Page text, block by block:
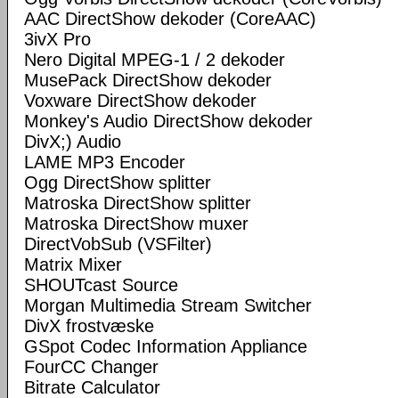
AAC DirectShow dekoder (CoreAAC)
3ivX Pro
Nero Digital MPEG-1 / 2 dekoder
MusePack DirectShow dekoder
Voxware DirectShow dekoder
Monkey's Audio DirectShow dekoder
DivX;) Audio
LAME MP3 Encoder
Ogg DirectShow splitter
Matroska DirectShow splitter
Matroska DirectShow muxer
DirectVobSub (VSFilter)
Matrix Mixer
SHOUTcast Source
Morgan Multimedia Stream Switcher
DivX frostvæske
GSpot Codec Information Appliance
FourCC Changer
Bitrate Calculator